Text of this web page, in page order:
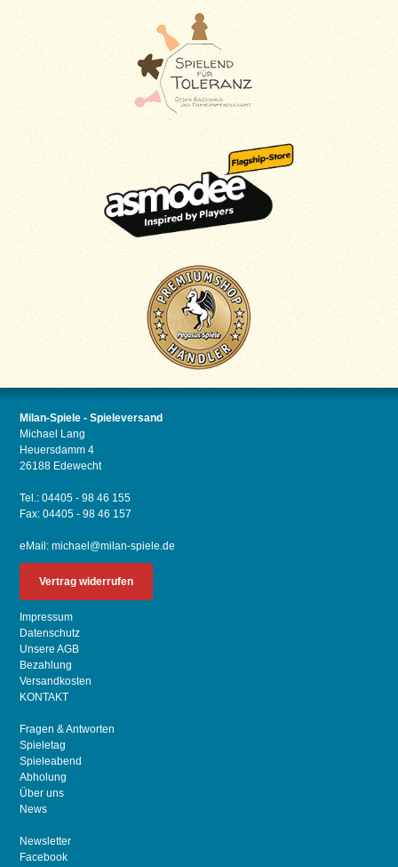
Milan-Spiele - Spieleversand
Michael Lang
Heuersdamm 4
26188 Edewecht
Tel.: 04405 - 98 46 155
Fax: 04405 - 98 46 157
eMail:michael@milan-spiele.de
Vertrag widerrufen
Impressum
Datenschutz
Unsere AGB
Bezahlung
Versandkosten
KONTAKT
Fragen & Antworten
Spieletag
Spieleabend
Abholung
Über uns
News
Newsletter
Facebook